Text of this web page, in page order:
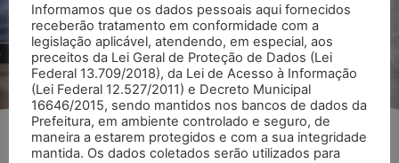
Voltar para página Pagamentos
Informamos que os dados pessoais aqui fornecidos
receberão tratamento em conformidade com a
legislação aplicável, atendendo, em especial, aos
preceitos da Lei Geral de Proteção de Dados (Lei
Federal 13.709/2018), da Lei de Acesso à Informação
(Lei Federal 12.527/2011) e Decreto Municipal
16646/2015, sendo mantidos nos bancos de dados da
Prefeitura, em ambiente controlado e seguro, de
maneira a estarem protegidos e com a sua integridade
mantida. Os dados coletados serão utilizados para